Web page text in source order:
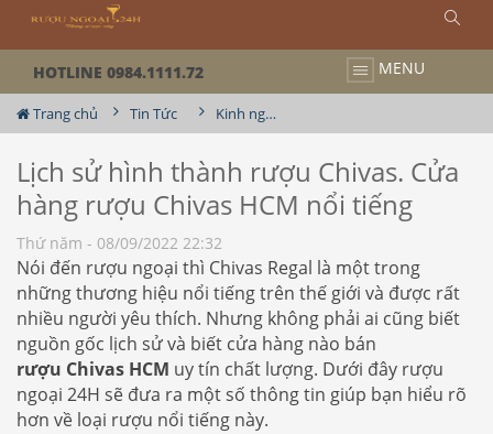
HOTLINE 0984.1111.72 MENU
Trang chủ Tin Tức Kinh nghiệm chia sẽ về rượu
Lịch sử hình thành rượu Chivas. Cửa
hàng rượu Chivas HCM nổi tiếng
Thứ năm - 08/09/2022 22:32
Nói đến rượu ngoại thì Chivas Regal là một trong
những thương hiệu nổi tiếng trên thế giới và được rất
nhiều người yêu thích. Nhưng không phải ai cũng biết
nguồn gốc lịch sử và biết cửa hàng nào bán
rượu Chivas HCM uy tín chất lượng. Dưới đây rượu
ngoại 24H sẽ đưa ra một số thông tin giúp bạn hiểu rõ
hơn về loại rượu nổi tiếng này.